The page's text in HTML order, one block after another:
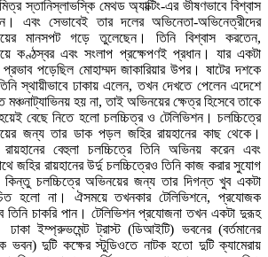
স্তানিস্লাভস্কি মেথড অ্যাক্টিং-এর ভীষণভাবে বিশ্বাস
এবং সেভাবেই তার দলের অভিনেতা-অভিনেত্রীদের
মানসপট গড়ে তুলেছেন। তিনি বিশ্বাস করতেন,
কণ্ঠস্বর এবং সংলাপ প্রক্ষেপণই প্রধান। যার একটা
পড়েছিল মোহাম্মদ জাকারিয়ার উপর। ষাটের দশকে
স্থায়ীভাবে ঢাকায় এলেন, তখন দেখতে পেলেন এদেশে
মঞ্চনাট্যাভিনয় হয় না, তাই অভিনয়ের ক্ষেত্র হিসেবে তাকে
বেছে নিতে হলো চলচ্চিত্র ও টেলিভিশন। চলচ্চিত্রে
জন্য তার ডাক পড়ল জহির রায়হানের কাছ থেকে।
বেহুলা চলচ্চিত্রে তিনি অভিনয় করেন এবং
জহির রায়হানের উর্দু চলচ্চিত্রেও তিনি কাজ করার সুযোগ
চলচ্চিত্রে অভিনয়ের জন্য তার দিগন্ত খুব একটা
হলো না। ঐসময়ে তখনকার টেলিভিশনে, প্রযোজক
তিনি চাকরি পান। টেলিভিশন প্রযোজনা তখন একটা দুরূহ
ইম্প্রুভমেন্ট ট্রাস্ট (ডিআইটি) ভবনের (বর্তমানের
ভবন) দুটি কক্ষের স্টুডিওতে নাটক হতো দুটি ক্যামেরায়